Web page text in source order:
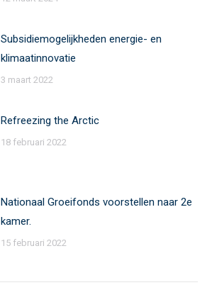
Subsidiemogelijkheden energie- en
klimaatinnovatie
3 maart 2022
Refreezing the Arctic
18 februari 2022
Nationaal Groeifonds voorstellen naar 2e
kamer.
15 februari 2022